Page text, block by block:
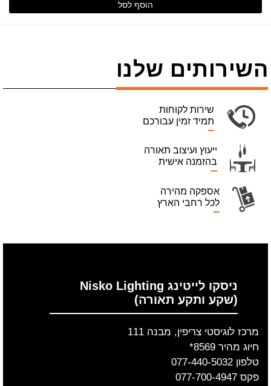
הוסף לסל
השירותים שלנו
שירות לקוחות
תמיד זמין עבורכם
ייעוץ ועיצוב תאורה
בהזמנה אישית
אספקה מהירה
לכל רחבי הארץ
ניסקו לייטינג Nisko Lighting
(שקע ותקע תאורה)
מרכז לוגיסטי צריפין, מבנה 111
חיוג מהיר 8569*
טלפון 077-440-5032
פקס 077-700-4947